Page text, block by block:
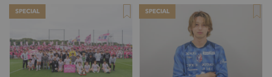
SPECIAL SPECIAL